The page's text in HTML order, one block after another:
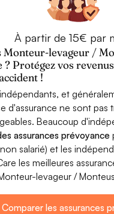
À partir de 15€ par
Monteur-levageur /
? Protégez vos
!
et
d'assurance ne sont pas
Beaucoup
assurances prévoyance
salarié) et les
les meilleures
levageur /
Comparer les assurances